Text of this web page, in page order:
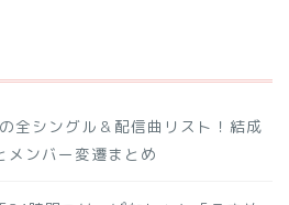
全シングル＆配信曲リスト！結成
メンバー変遷まとめ